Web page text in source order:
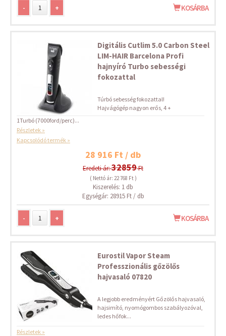
- + KOSÁRBA
Digitális Cutlim 5.0 Carbon Steel
LIM-HAIR Barcelona Profi
hajnyíró Turbo sebességi
fokozattal
Túrbó sebesség fokozattal!
Hajvágógép nagyon erős, 4 +
1Turbó (7000ford/perc)...
Részletek »
Kapcsolódó termék »
28 916 Ft / db
Eredeti ár:32859Ft
( Nettó ár: 22 768 Ft )
Kiszerelés: 1 db
Egységár: 28915 Ft / db
- + KOSÁRBA
Eurostil Vapor Steam
Professzionális gőzölős
hajvasaló 07820
A legjobb eredményért Gőzölős hajvasaló,
hajsimító, nyomógombos szabályozóval,
ledes hőfok...
Részletek »